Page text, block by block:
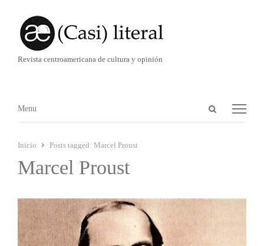
Revista centroamericana de cultura y opinión
Abrir
Menú
Menu
Inicio Posts tagged: Marcel Proust
Marcel Proust